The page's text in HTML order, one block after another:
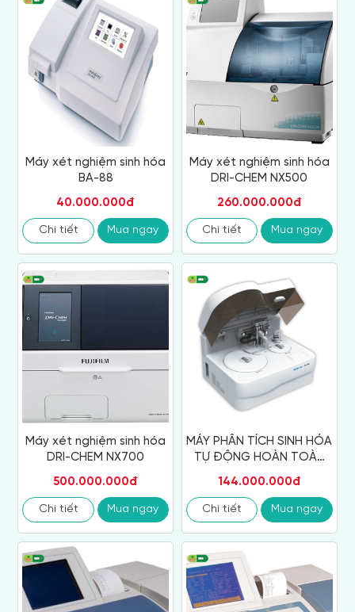
Máy xét nghiệm sinh hóa
BA-88
40.000.000đ
Chi tiết Mua ngay
Máy xét nghiệm sinh hóa
DRI-CHEM NX500
260.000.000đ
Chi tiết Mua ngay
Máy xét nghiệm sinh hóa
DRI-CHEM NX700
500.000.000đ
Chi tiết Mua ngay
MÁY PHÂN TÍCH SINH HÓA
TỰ ĐỘNG HOÀN TOÀN
144.000.000đ
Chi tiết Mua ngay